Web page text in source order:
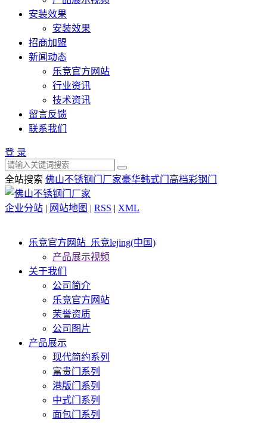
安装效果
安装效果
招商加盟
新闻动态
乐竞官方网站
行业资讯
技术资讯
留言反馈
联系我们
登 录
全站搜索 佛山不锈钢门厂家豪华韩式门 高档彩钢门
企业分站 | 网站地图 | RSS | XML
乐竞官方网站_乐竞lejing(中国)
产品展示视频
关于我们
公司简介
乐竞官方网站
荣誉资质
公司图片
产品展示
现代简约系列
富贵门系列
港版门系列
中式门系列
面包门系列